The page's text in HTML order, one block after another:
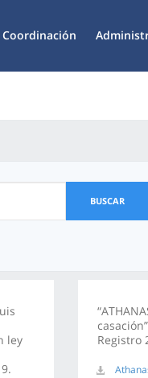
Coordinación
BUSCAR
ley
Registro